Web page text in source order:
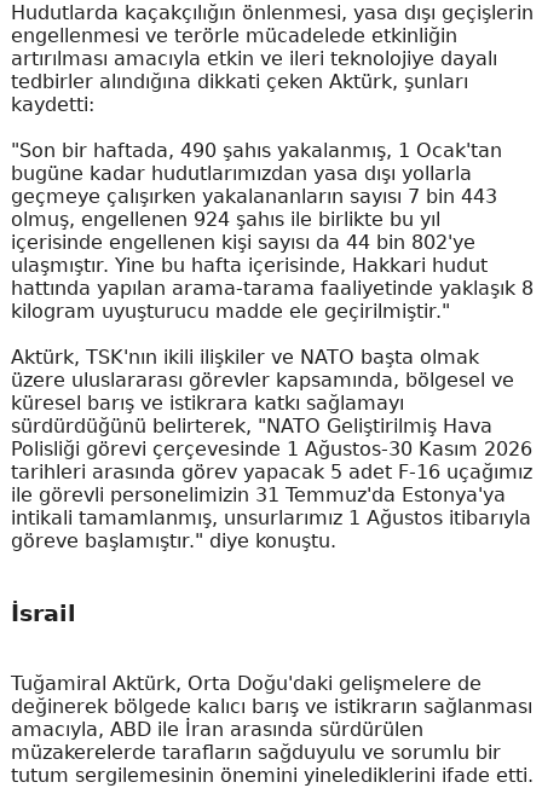
Hudutlarda kaçakçılığın önlenmesi, yasa dışı geçişlerin
engellenmesi ve terörle mücadelede etkinliğin
artırılması amacıyla etkin ve ileri teknolojiye dayalı
tedbirler alındığına dikkati çeken Aktürk, şunları
kaydetti:
"Son bir haftada, 490 şahıs yakalanmış, 1 Ocak'tan
bugüne kadar hudutlarımızdan yasa dışı yollarla
geçmeye çalışırken yakalananların sayısı 7 bin 443
olmuş, engellenen 924 şahıs ile birlikte bu yıl
içerisinde engellenen kişi sayısı da 44 bin 802'ye
ulaşmıştır. Yine bu hafta içerisinde, Hakkari hudut
hattında yapılan arama-tarama faaliyetinde yaklaşık 8
kilogram uyuşturucu madde ele geçirilmiştir."
Aktürk, TSK'nın ikili ilişkiler ve NATO başta olmak
üzere uluslararası görevler kapsamında, bölgesel ve
küresel barış ve istikrara katkı sağlamayı
sürdürdüğünü belirterek, "NATO Geliştirilmiş Hava
Polisliği görevi çerçevesinde 1 Ağustos-30 Kasım 2026
tarihleri arasında görev yapacak 5 adet F-16 uçağımız
ile görevli personelimizin 31 Temmuz'da Estonya'ya
intikali tamamlanmış, unsurlarımız 1 Ağustos itibarıyla
göreve başlamıştır." diye konuştu.
İsrail
Tuğamiral Aktürk, Orta Doğu'daki gelişmelere de
değinerek bölgede kalıcı barış ve istikrarın sağlanması
amacıyla, ABD ile İran arasında sürdürülen
müzakerelerde tarafların sağduyulu ve sorumlu bir
tutum sergilemesinin önemini yinelediklerini ifade etti.